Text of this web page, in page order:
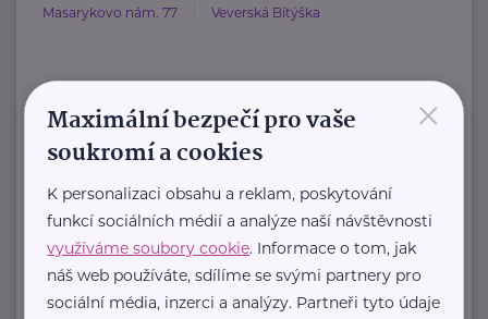
Masarykovo nám. 77 Veverská Bítýška
HARTMANN je odborník na
zdravotnické pomůcky a hygienická
Zaměřuje ...
https://hartmanndirect.com/cs-cz
+420 800 100 150
info@hartmanndirect.cz
×
Maximální bezpečí pro vaše
soukromí a cookies
K personalizaci obsahu a reklam, poskytování
funkcí sociálních médií a analýze naší návštěvnosti
využíváme soubory cookie. Informace o tom, jak
náš web používáte, sdílíme se svými partnery pro
sociální média, inzerci a analýzy. Partneři tyto údaje